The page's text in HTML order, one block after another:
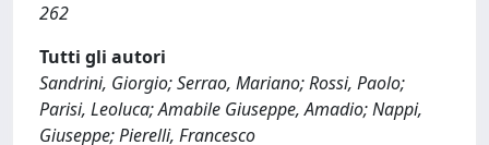
262
Tutti gli autori
Sandrini, Giorgio; Serrao, Mariano; Rossi, Paolo;
Parisi, Leoluca; Amabile Giuseppe, Amadio; Nappi,
Giuseppe; Pierelli, Francesco